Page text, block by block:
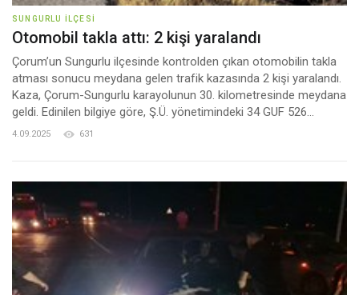
SUNGURLU İLÇESI
Otomobil takla attı: 2 kişi yaralandı
Çorum’un Sungurlu ilçesinde kontrolden çıkan otomobilin takla
atması sonucu meydana gelen trafik kazasında 2 kişi yaralandı.
Kaza, Çorum-Sungurlu karayolunun 30. kilometresinde meydana
geldi. Edinilen bilgiye göre, Ş.Ü. yönetimindeki 34 GUF 526...
4.09.2025 631